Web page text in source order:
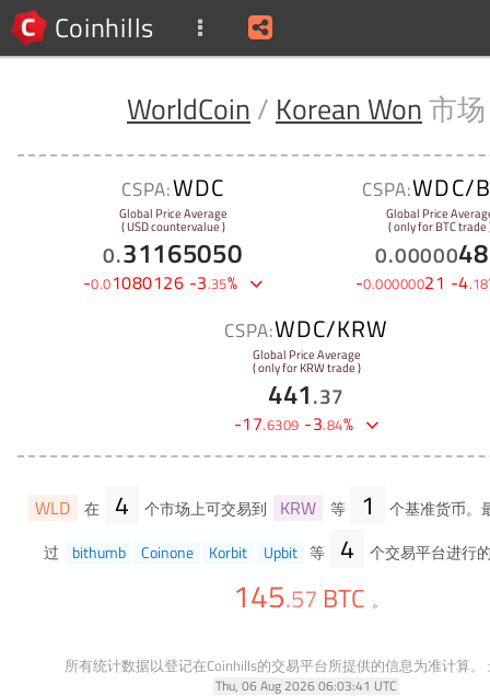
Coinhills
WorldCoin / Korean Won市场
CSPA:WDC
Global Price Average
( USD countervalue )
0.31165050
-0.01080126 -3.35%
CSPA:WDC/
Global Price
( only for BTC trade
0.00000
-0.00000021 -4.18
CSPA:WDC/KRW
Global Price Average
( only for KRW trade )
441.37
-17.6309 -3.84%
WLD 在 4 个市场上可交易到 KRW 等 1
个基准货币。
过
bithumb Coinone Korbit Upbit 等 4 个交易平台进行
145.57 BTC 。
所有统计数据以登记在Coinhills的交易平台所提供的信息为准计算。
Thu, 06 Aug 2026 06:03:41 UTC